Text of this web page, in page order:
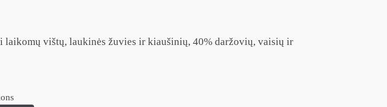
laikomų vištų, laukinės žuvies ir kiaušinių, 40% daržovių, vaisių ir